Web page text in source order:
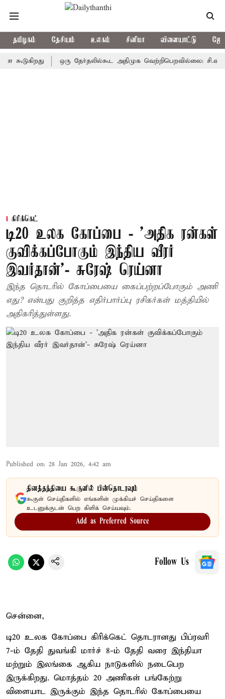
தமிழகம் தேசியம் உலகம் சினிமா விளையாட்டு
ஒரு தேர்தலில்கூட அதிமுக வெற்றிபெறவில்லை:
கிரிக்கெட்
டி20 உலக கோப்பை - ’அதிக ரன்கள்
குவிக்கப்போகும் இந்திய வீரர்
இவர்தான்’- சுரேஷ் ரெய்னா
இந்த தொடரில் கோப்பையை கைப்பற்றப்போகும் அணி
எது? என்பது குறித்த எதிர்பார்ப்பு ரசிகர்கள் மத்தியில்
அதிகரித்துள்ளது.
Published on: 28 Jan 2026, 4:42 am
தினத்தந்தியை கூகுளில் பின்தொடரவும்
கூகுள் செய்திகளில் எங்களின் முக்கியச் செய்திகளை
உடனுக்குடன் பெற கிளிக் செய்யவும்.
Add as Preferred Source
Follow Us
சென்னை,
டி20 உலக கோப்பை கிரிக்கெட் தொடரானது பிப்ரவரி
7-ம் தேதி துவங்கி மார்ச் 8-ம் தேதி வரை இந்தியா
மற்றும் இலங்கை ஆகிய நாடுகளில் நடைபெற
இருக்கிறது. மொத்தம் 20 அணிகள் பங்கேற்று
விளையாட இருக்கும் இந்த தொடரில் கோப்பையை